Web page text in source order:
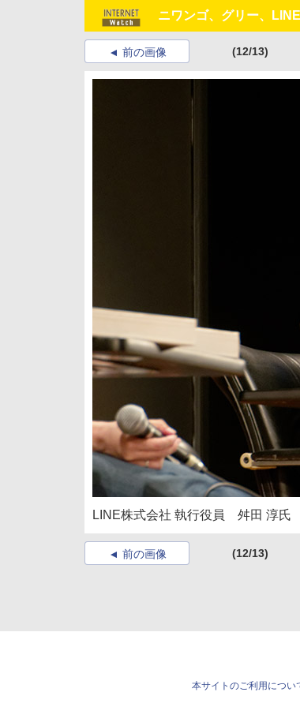
ニワンゴ、グリー、
前の画像 (12/13)
LINE株式会社 執行役員 舛田 淳氏
前の画像 (12/13)
本サイトのご利用につい